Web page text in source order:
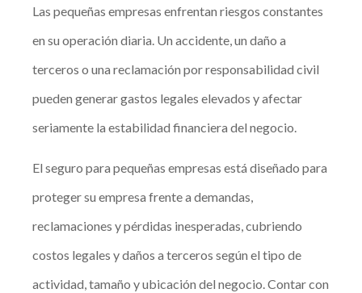
Las pequeñas empresas enfrentan riesgos constantes
en su operación diaria. Un accidente, un daño a
terceros o una reclamación por responsabilidad civil
pueden generar gastos legales elevados y afectar
seriamente la estabilidad financiera del negocio.
El seguro para pequeñas empresas está diseñado para
proteger su empresa frente a demandas,
reclamaciones y pérdidas inesperadas, cubriendo
costos legales y daños a terceros según el tipo de
actividad, tamaño y ubicación del negocio. Contar con